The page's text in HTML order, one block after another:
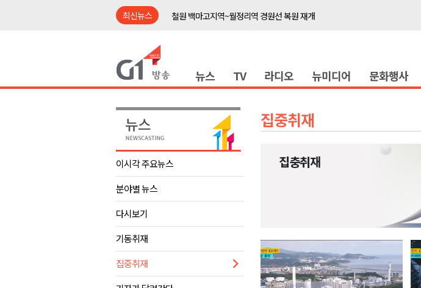
최신뉴스
철원 백마고지역~월정리역 경원선 복원 재개
영월군, 14~15일 서부시장 야시장 운영
강원개발공사, 공기업 평가 2년 연속 '다'등급
도-시군 첫 간담회..우상호 "하나된 공동체"
이 대통령, 사북·납북귀환어부 국가폭력 사과
어젯밤 원주 아파트 정전..천 백여세대 불편
춘천시립 '장애아동전담어린이집' 개원
영월군, 14~15일 서부시장 야시장 운영
뉴스 TV 라디오 뉴미디어 문화행사
이시각 주요뉴스
분야별 뉴스
다시보기
기동취재
집중취재
집중취재
집충취재